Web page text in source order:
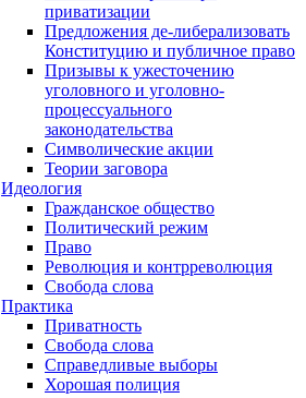
приватизации
Предложения де-либерализовать
Конституцию и публичное право
Призывы к ужесточению
уголовного и уголовно-
процессуального
законодательства
Символические акции
Теории заговора
Идеология
Гражданское общество
Политический режим
Право
Революция и контрреволюция
Свобода слова
Практика
Приватность
Свобода слова
Справедливые выборы
Хорошая полиция